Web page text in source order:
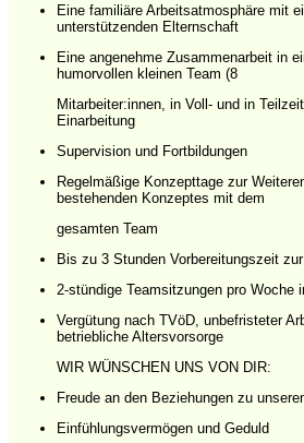
Eine familiäre Arbeitsatmosphäre mit
unterstützenden Elternschaft
Eine angenehme Zusammenarbeit in
humorvollen kleinen Team (8
Mitarbeiter:innen, in Voll- und in
Einarbeitung
Supervision und Fortbildungen
Regelmäßige Konzepttage zur
bestehenden Konzeptes mit dem
gesamten Team
Bis zu 3 Stunden Vorbereitungszeit
2-stündige Teamsitzungen pro Woche
Vergütung nach TVöD, unbefristeter
betriebliche Altersvorsorge
WIR WÜNSCHEN UNS VON DIR:
Freude an den Beziehungen zu
Einfühlungsvermögen und Geduld